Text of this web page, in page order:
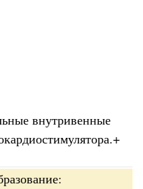
внутривенные